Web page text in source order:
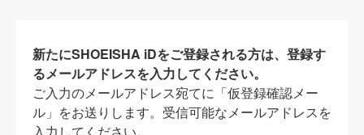
新たにSHOEISHA iDをご登録される方は、登録す
るメールアドレスを入力してください。
ご入力のメールアドレス宛てに「仮登録確認メー
ル」をお送りします。受信可能なメールアドレスを